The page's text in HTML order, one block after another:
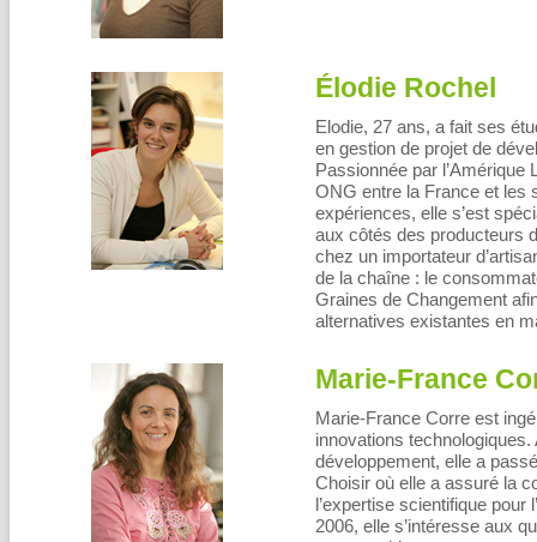
Élodie Rochel
Elodie, 27 ans, a fait ses
en gestion de projet de
Passionnée par l’Amérique
ONG entre la France et les
expériences, elle s’est
aux côtés des producteurs
chez un importateur
de la chaîne : le
Graines de Changement
alternatives existantes en
Marie-France
Marie-France Corre est
innovations
développement, elle a
Choisir où elle a assuré la
l’expertise scientifique pour
2006, elle s’intéresse aux